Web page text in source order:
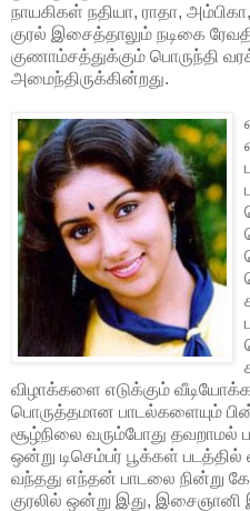
நாயகிகள் நதியா, ராதா,
குரல் இசைத்தாலும் நடிகை
குணாம்சத்துக்கும் பொருந்தி
அமைந்திருக்கின்றது.
விழாக்களை எடுக்கும்
பொருத்தமான பாடல்களையும்
சூழ்நிலை வரும்போது தவறாமல்
ஒன்று டிசெம்பர் பூக்கள்
வந்தது எந்தன் பாடலை நின்று
குரலில் ஒன்று இது,